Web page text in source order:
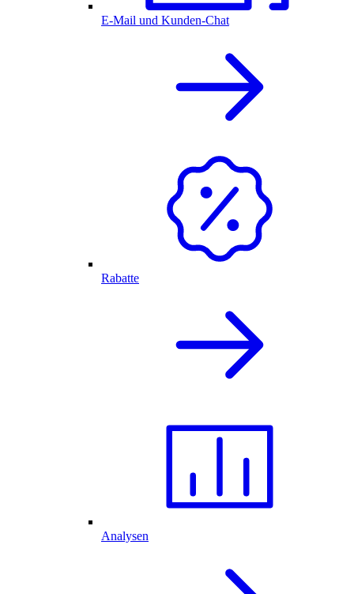
E-Mail und Kunden-Chat
Rabatte
Analysen